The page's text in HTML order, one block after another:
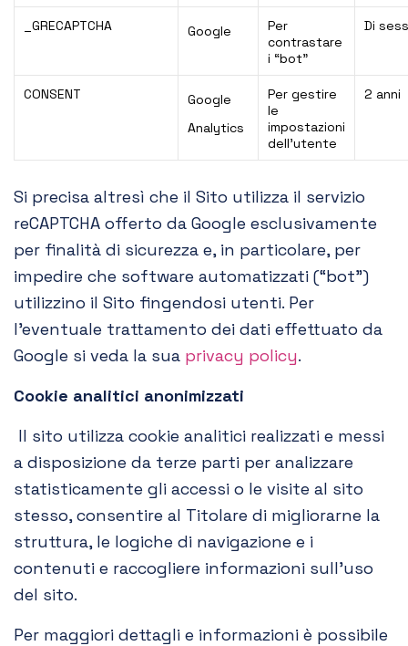
_GRECAPTCHA Google
Per
contrastare
i “bot”
Di
CONSENT
Google
Analytics
Per gestire
le
impostazioni
dell’utente
2 anni
Si precisa altresì che il Sito utilizza il servizio
reCAPTCHA offerto da Google esclusivamente
per finalità di sicurezza e, in particolare, per
impedire che software automatizzati (“bot”)
utilizzino il Sito fingendosi utenti. Per
l’eventuale trattamento dei dati effettuato da
Google si veda la sua privacy policy.
Cookie analitici anonimizzati
Il sito utilizza cookie analitici realizzati e messi
a disposizione da terze parti per analizzare
statisticamente gli accessi o le visite al sito
stesso, consentire al Titolare di migliorarne la
struttura, le logiche di navigazione e i
contenuti e raccogliere informazioni sull’uso
del sito.
Per maggiori dettagli e informazioni è possibile